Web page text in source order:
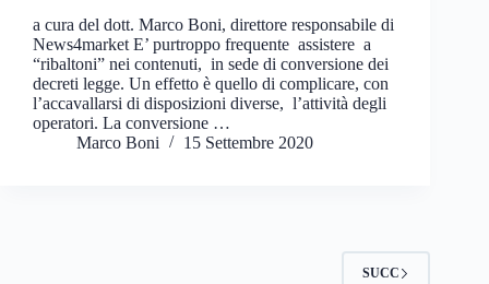
a cura del dott. Marco Boni, direttore responsabile di
News4market E’ purtroppo frequente assistere a
“ribaltoni” nei contenuti, in sede di conversione dei
decreti legge. Un effetto è quello di complicare, con
l’accavallarsi di disposizioni diverse, l’attività degli
operatori. La conversione …
Marco Boni
15 Settembre 2020
SUCC